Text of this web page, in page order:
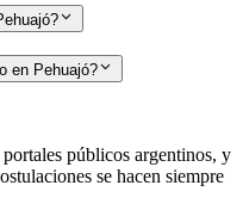
en Pehuajó?
públicos argentinos, y
se hacen siempre